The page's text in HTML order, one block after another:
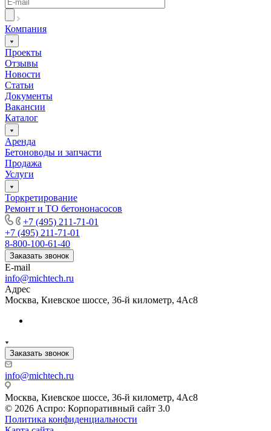
Компания
Проекты
Отзывы
Новости
Статьи
Документы
Вакансии
Каталог
Аренда
Бетоноводы и запчасти
Продажа
Услуги
Торкретирование
Ремонт и ТО бетононасосов
+7 (495) 211-71-01
+7 (495) 211-71-01
8-800-100-61-40
Заказать звонок
E-mail
info@michtech.ru
Адрес
Москва, Киевское шоссе, 36-й километр, 4Ас8
Заказать звонок
info@michtech.ru
Москва, Киевское шоссе, 36-й километр, 4Ас8
© 2026 Аспро: Корпоративный сайт 3.0
Политика конфиденциальности